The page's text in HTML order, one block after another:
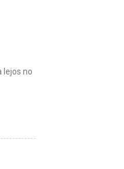
lejos no